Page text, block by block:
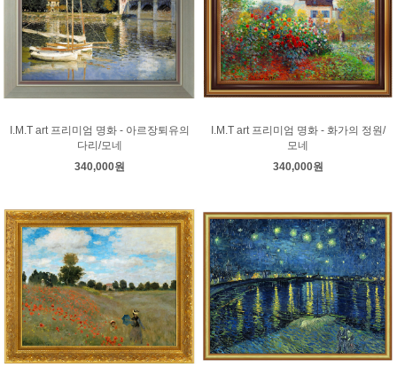
I.M.T art 프리미엄 명화 - 아르장퇴유의
다리/모네
340,000원
I.M.T art 프리미엄 명화 - 화가의 정원/
모네
340,000원